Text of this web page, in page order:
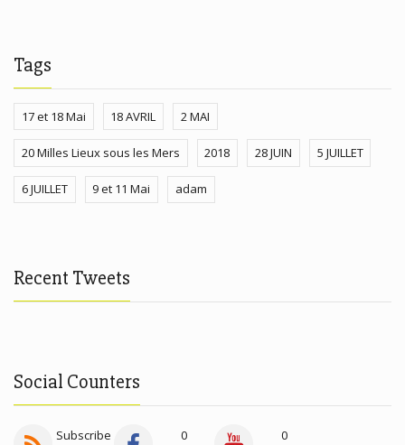
Tags
17 et 18 Mai 18 AVRIL 2 MAI
20 Milles Lieux sous les Mers 2018 28 JUIN 5 JUILLET
6 JUILLET 9 et 11 Mai adam
Recent Tweets
Social Counters
Subscribe 0 0